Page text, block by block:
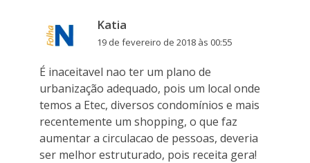
Katia
19 de fevereiro de 2018 às 00:55
É inaceitavel nao ter um plano de
urbanização adequado, pois um local onde
temos a Etec, diversos condomínios e mais
recentemente um shopping, o que faz
aumentar a circulacao de pessoas, deveria
ser melhor estruturado, pois receita gera!